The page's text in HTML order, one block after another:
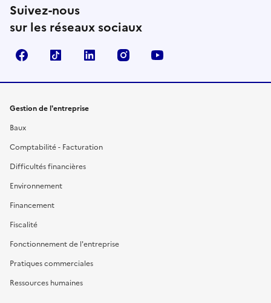
Suivez-nous
sur les réseaux sociaux
FacebookTikTok Linkedin Instagram
Gestion de l'entreprise
Baux
Comptabilité - Facturation
Difficultés financières
Environnement
Financement
Fiscalité
Fonctionnement de l'entreprise
Pratiques commerciales
Ressources humaines